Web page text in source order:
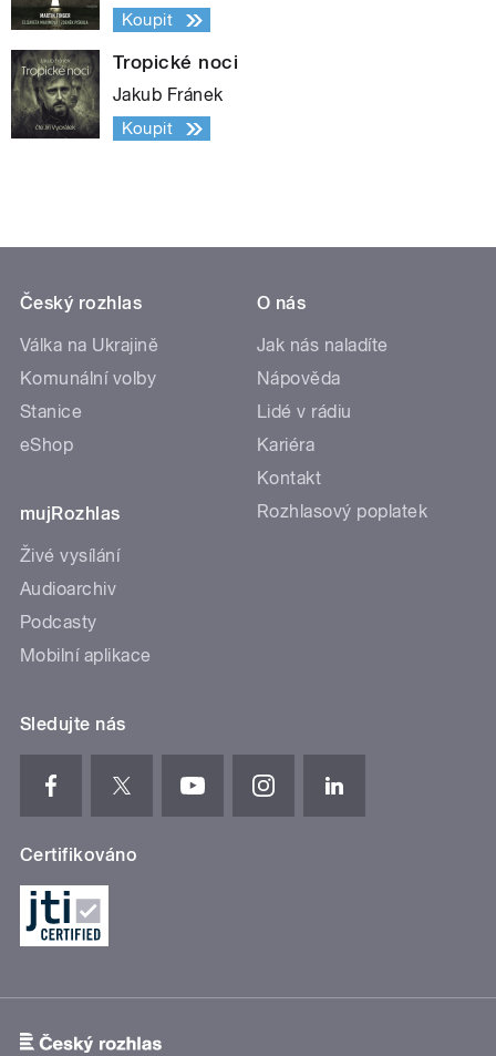
Koupit
Tropické noci
Jakub Fránek
Koupit
Český rozhlas
Válka na Ukrajině
Komunální volby
Stanice
eShop
mujRozhlas
Živé vysílání
Audioarchiv
Podcasty
Mobilní aplikace
O nás
Jak nás naladíte
Nápověda
Lidé v rádiu
Kariéra
Kontakt
Rozhlasový poplatek
Sledujte nás
Certifikováno